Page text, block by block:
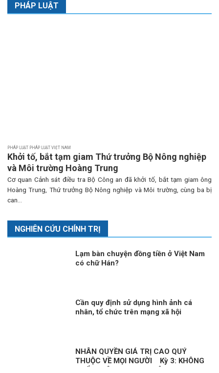
PHÁP LUẬT
PHÁP LUẬT PHÁP LUẬT VIỆT NAM
Khởi tố, bắt tạm giam Thứ trưởng Bộ Nông nghiệp
và Môi trường Hoàng Trung
Cơ quan Cảnh sát điều tra Bộ Công an đã khởi tố, bắt tạm giam ông
Hoàng Trung, Thứ trưởng Bộ Nông nghiệp và Môi trường, cùng ba bị
can...
NGHIÊN CỨU CHÍNH TRỊ
Lạm bàn chuyện đồng tiền ở Việt Nam
có chữ Hán?
Cần quy định sử dụng hình ảnh cá
nhân, tổ chức trên mạng xã hội
NHÂN QUYỀN GIÁ TRỊ CAO QUÝ
THUỘC VỀ MỌI NGƯỜI Kỳ 3: KHÔNG